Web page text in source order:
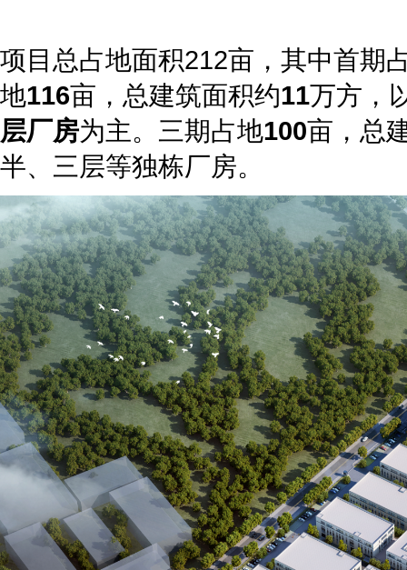
项目总占地面积212亩，其中首期
地116亩，总建筑面积约11万方，
层厂房为主。三期占地100亩，总
半、三层等独栋厂房。